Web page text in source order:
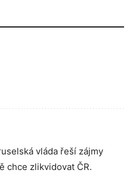
vláda řeší zájmy
chce zlikvidovat ČR.